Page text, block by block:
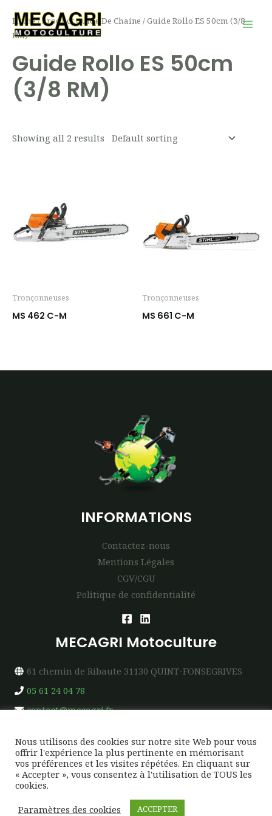
contenu
Home/ Product Guide De Chaine / Guide Rollo ES 50cm (3/8
RM)
Guide Rollo ES 50cm
(3/8 RM)
Showing all 2 results
Tronçonneuses
MS 462 C-M
Tronçonneuses
MS 661 C-M
INFORMATIONS
Contactez-nous
Mentions Légales
CGV/CGU
Politique de confidentialité
MECAGRI Motoculture
61 chemin de Ribaute 31130 QUINT-FONSEGRIVES
05 61 24 04 78
contact@mecagri.fr
Création & Design →SUDWEB-FACTORY
Nous utilisons des cookies sur notre site Web pour vous
offrir l'expérience la plus pertinente en mémorisant
vos préférences et les visites répétées. En cliquant sur
« Accepter », vous consentez à l'utilisation de TOUS les
cookies.
Paramètres des cookies
ACCEPTER